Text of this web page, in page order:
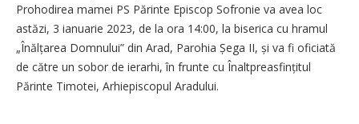
Prohodirea mamei PS Părinte Episcop Sofronie va avea loc
astăzi, 3 ianuarie 2023, de la ora 14:00, la biserica cu hramul
„Înălțarea Domnului” din Arad, Parohia Șega II, și va fi oficiată
de către un sobor de ierarhi, în frunte cu Înaltpreasfințitul
Părinte Timotei, Arhiepiscopul Aradului.